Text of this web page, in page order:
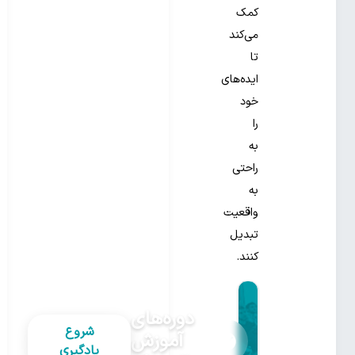
کمک
می‌کند
تا
ایده‌های
خود
را
به
راحتی
به
واقعیت
تبدیل
کنند.
دوره‌های
آموزش
شروع
یادگیری